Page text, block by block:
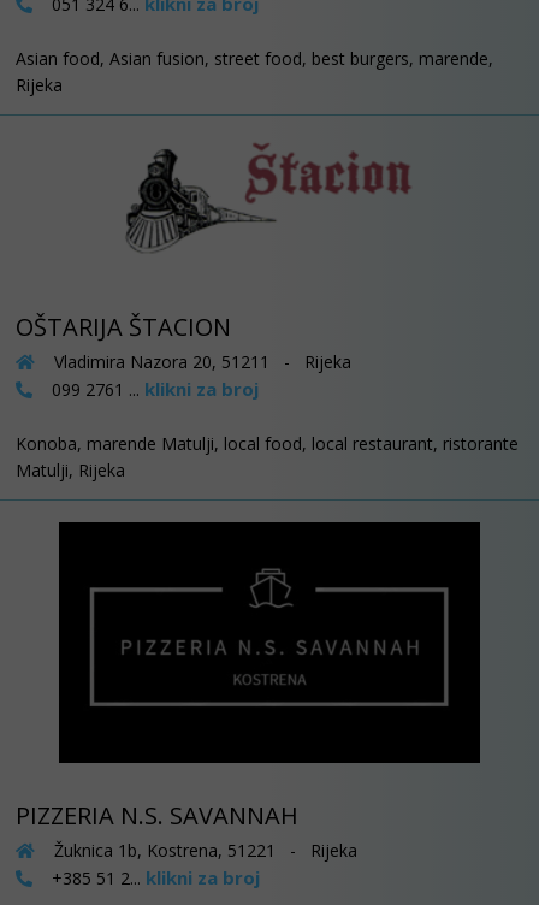
Asian food, Asian fusion, street food, best burgers, marende,
Rijeka
OŠTARIJA ŠTACION
Vladimira Nazora 20, 51211 - Rijeka
099 2761 ... klikni za broj
Konoba, marende Matulji, local food, local restaurant, ristorante
Matulji, Rijeka
PIZZERIA N.S. SAVANNAH
Žuknica 1b, Kostrena, 51221 - Rijeka
+385 51 2... klikni za broj